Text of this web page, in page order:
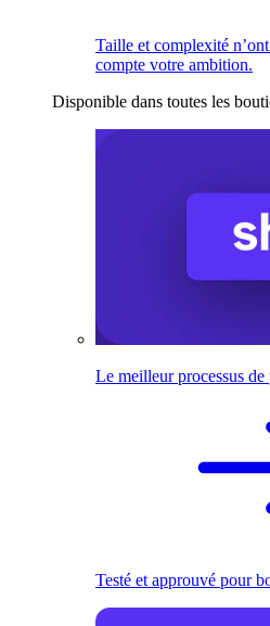
Taille et complexité
compte votre ambition.
Disponible dans toutes les
Le meilleur processus
Testé et approuvé pour